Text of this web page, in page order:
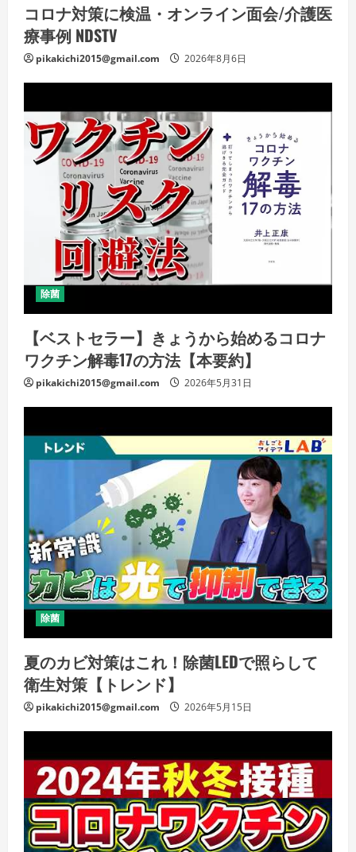
コロナ対策に検温・オンライン面会/介護医
療事例 NDSTV
pikakichi2015@gmail.com 2026年8月6日
除菌
【ベストセラー】きょうから始めるコロナ
ワクチン解毒17の方法【本要約】
pikakichi2015@gmail.com 2026年5月31日
除菌
夏のカビ対策はこれ！除菌LEDで照らして
衛生対策【トレンド】
pikakichi2015@gmail.com 2026年5月15日